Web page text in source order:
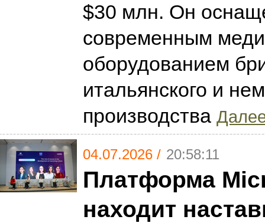
$30 млн. Он
современным
оборудованием
итальянского и
производства
04.07.2026 / 20:58:11
Платформа
находит